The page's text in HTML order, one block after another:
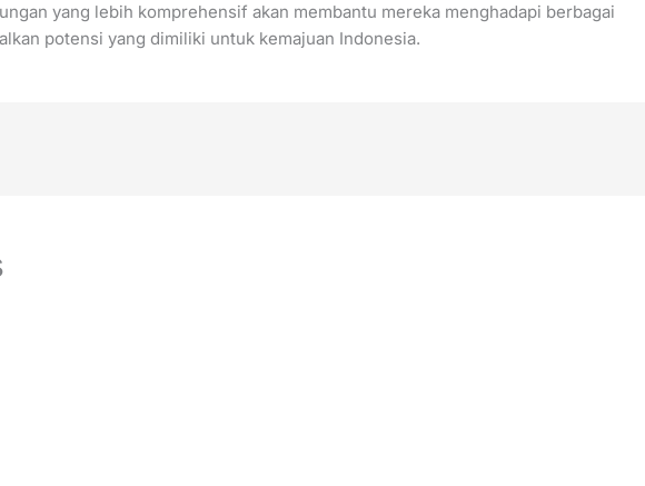
yang lebih komprehensif akan membantu mereka menghadapi berbagai
potensi yang dimiliki untuk kemajuan Indonesia.